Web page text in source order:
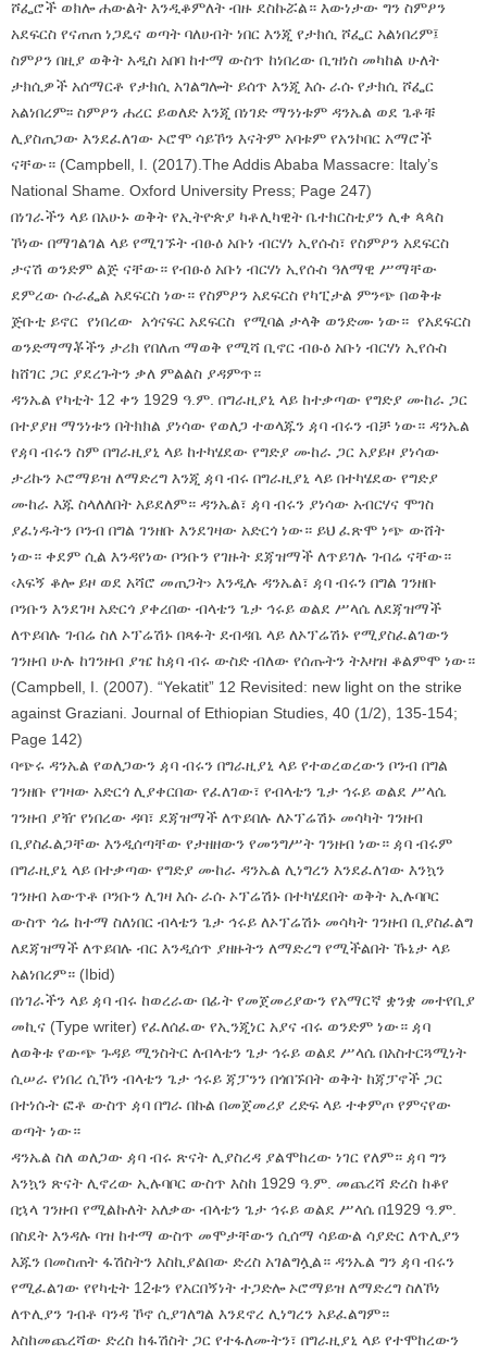
ሾፌሮች ወክሎ ሐውልት እንዲቆምለት ብዙ ደስኩሯል። እውነታው ግን ስምዖን
አደፍርስ የናጠጠ ነጋዴና ወጣት ባለሀብት ነበር እንጂ የታክሲ ሾፌር አልነበረም፤
ስምዖን በዚያ ወቅት አዲስ አበባ ከተማ ውስጥ ከነበረው ቢዝነስ መካከል ሁለት
ታክሲዎች አሰማርቶ የታክሲ አገልግሎት ይሰጥ እንጂ እሱ ራሱ የታክሲ ሾፌር
አልነበረም፡፡ ስምዖን ሐረር ይወለድ እንጂ በነገድ ማንነቱም ዳንኤል ወደ ጌቶቹ
ሊያስጠጋው እንደፈለገው ኦሮሞ ሳይኾን እናትም አባቱም የአንኮበር አማሮች
ናቸው። (Campbell, I. (2017).The Addis Ababa Massacre: Italy’s
National Shame. Oxford University Press; Page 247)
በነገራችን ላይ በአሁኑ ወቅት የኢትዮጵያ ካቶሊካዊት ቤተክርስቲያን ሊቀ ጳጳስ
ኾነው በማገልገል ላይ የሚገኙት ብፁዕ አቡነ ብርሃነ ኢየሱስ፣ የስምዖን አደፍርስ
ታናሽ ወንድም ልጅ ናቸው። የብፁዕ አቡነ ብርሃነ ኢየሱስ ዓለማዊ ሥማቸው
ደምረው ሱራፌል አደፍርስ ነው። የስምዖን አደፍርስ የካፒታል ምንጭ በወቅቱ
ጅቡቲ ይኖር የነበረው አጎናፍር አደፍርስ የሚባል ታላቅ ወንድሙ ነው። የአደፍርስ
ወንድማማቾችን ታሪክ የበለጠ ማወቅ የሚሻ ቢኖር ብፁዕ አቡነ ብርሃነ ኢየሱስ
ከሸገር ጋር ያደረጉትን ቃለ ምልልስ ያዳምጥ።
ዳንኤል የካቲት 12 ቀን 1929 ዓ.ም. በግራዚያኒ ላይ ከተቃጣው የግድያ ሙከራ ጋር
በተያያዘ ማንነቱን በትክክል ያነሳው የወለጋ ተወላጁን ዻባ ብሩን ብቻ ነው። ዳንኤል
የዻባ ብሩን ስም በግራዚያኒ ላይ ከተካሄደው የግድያ ሙከራ ጋር አያይዞ ያነሳው
ታሪኩን ኦሮማይዝ ለማድረግ እንጂ ዻባ ብሩ በግራዚያኒ ላይ በተካሄደው የግድያ
ሙከራ እጁ ስላለለበት አይደለም። ዳንኤል፣ ዻባ ብሩን ያነሳው አብርሃና ሞገስ
ያፈነዱትን ቦንብ በግል ገንዘቡ እንደገዛው አድርጎ ነው። ይህ ፈጽሞ ነጭ ውሸት
ነው። ቀደም ሲል እንዳየነው ቦንቡን የገዙት ደጃዝማች ለጥይገሉ ገብሬ ናቸው።
‹እፍኝ ቆሎ ይዞ ወደ አሻሮ መጠጋት› እንዲሉ ዳንኤል፣ ዻባ ብሩን በግል ገንዘቡ
ቦንቡን እንደገዛ አድርጎ ያቀረበው ብላቴን ጌታ ኅሩይ ወልደ ሥላሴ ለደጃዝማች
ለጥይበሉ ገብሬ ስለ ኦፕሬሽኑ በጻፉት ደብዳቤ ላይ ለኦፕሬሽኑ የሚያስፈልገውን
ገንዘብ ሁሉ ከገንዘብ ያዤ ከዻባ ብሩ ውስድ ብለው የሰጡትን ትእዛዝ ቆልምሞ ነው።
(Campbell, I. (2007). “Yekatit” 12 Revisited: new light on the strike
against Graziani. Journal of Ethiopian Studies, 40 (1/2), 135-154;
Page 142)
ባጭሩ ዳንኤል የወለጋውን ዻባ ብሩን በግራዚያኒ ላይ የተወረወረውን ቦንብ በግል
ገንዘቡ የገዛው አድርጎ ሊያቀርበው የፈለገው፣ የብላቴን ጌታ ኅሩይ ወልደ ሥላሴ
ገንዘብ ያዥ የነበረው ዳባ፣ ደጃዝማች ለጥይበሉ ለኦፕሬሽኑ መሳካት ገንዘብ
ቢያስፈልጋቸው እንዲሰጣቸው የታዘዘውን የመንግሥት ገንዘብ ነው። ዻባ ብሩም
በግራዚያኒ ላይ በተቃጣው የግድያ ሙከራ ዳንኤል ሊነግረን እንደፈለገው እንኳን
ገንዘብ አውጥቶ ቦንቡን ሊገዛ እሱ ራሱ ኦፕሬሽኑ በተካሄደበት ወቅት ኢሉባቦር
ውስጥ ጎሬ ከተማ ስለነበር ብላቴን ጌታ ኅሩይ ለኦፕሬሽኑ መሳካት ገንዘብ ቢያስፈልግ
ለደጃዝማች ለጥይበሉ ብር እንዲሰጥ ያዘዙትን ለማድረግ የሚችልበት ኹኔታ ላይ
አልነበረም። (Ibid)
በነገራችን ላይ ዻባ ብሩ ከወረራው በፊት የመጀመሪያውን የአማርኛ ቋንቋ መተየቢያ
መኪና (Type writer) የፈለሰፈው የኢንጂነር አያና ብሩ ወንድም ነው። ዻባ
ለወቅቱ የውጭ ጉዳይ ሚንስትር ለብላቴን ጌታ ኅሩይ ወልደ ሥላሴ በአስተርጓሚነት
ሲሠራ የነበረ ሲኾን ብላቴን ጌታ ኅሩይ ጃፓንን በጎበኙበት ወቅት ከጃፓኖች ጋር
በተነሱት ፎቶ ውስጥ ዻባ በግራ በኩል በመጀመሪያ ረድፍ ላይ ተቀምጦ የምናየው
ወጣት ነው።
ዳንኤል ስለ ወለጋው ዻባ ብሩ ጽናት ሊያስረዳ ያልሞከረው ነገር የለም። ዻባ ግን
እንኳን ጽናት ሊኖረው ኢሉባቦር ውስጥ እስከ 1929 ዓ.ም. መጨረሻ ድረስ ከቆየ
በኋላ ገንዘብ የሚልኩለት አለቃው ብላቴን ጌታ ኅሩይ ወልደ ሥላሴ በ1929 ዓ.ም.
በስደት እንዳሉ ባዝ ከተማ ውስጥ መሞታቸውን ሲሰማ ሳይውል ሳያድር ለጥሊያን
እጁን በመስጠት ፋሽስትን እስኪያልበው ድረስ አገልግሏል። ዳንኤል ግን ዻባ ብሩን
የሚፈልገው የየካቲት 12ቱን የአርበኝነት ተጋድሎ ኦሮማይዝ ለማድረግ ስለኾነ
ለጥሊያን ገብቶ ባንዳ ኾኖ ሲያገለግል እንደኖረ ሊነግረን አይፈልግም።
እስከመጨረሻው ድረስ ከፋሽስት ጋር የተፋለሙትን፣ በግራዚያኒ ላይ የተሞከረውን